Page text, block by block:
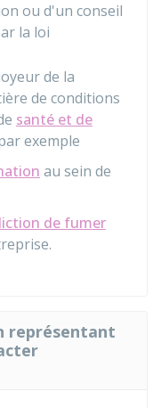
ou d'un conseil
la loi
de la
de conditions
santé et de
exemple
au sein de
de fumer
représentant